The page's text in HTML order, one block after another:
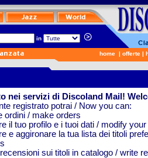
in
home | offerte |
nei servizi di Discoland Mail!
registrato potrai / Now you can:
ordini / make orders
il tuo profilo e i tuoi dati / modify your
e aggironare la tua lista dei titoli
sui titoli in catalogo / write